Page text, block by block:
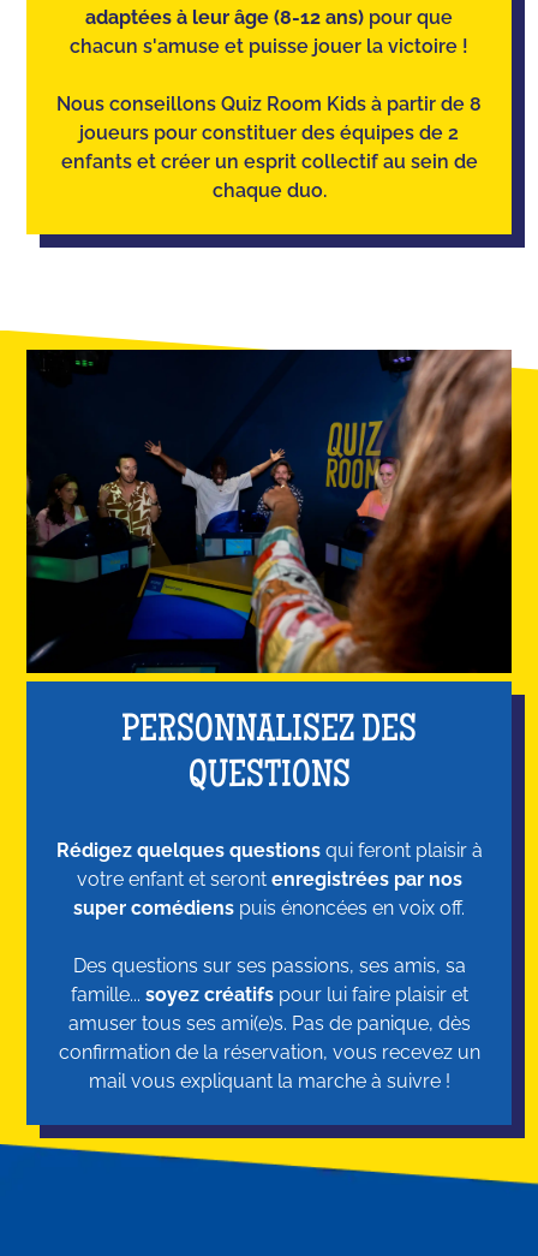
adaptées à leur âge (8-12 ans) pour que
chacun s'amuse et puisse jouer la victoire !
Nous conseillons Quiz Room Kids à partir de 8
joueurs pour constituer des équipes de 2
enfants et créer un esprit collectif au sein de
chaque duo.
PERSONNALISEZ DES
QUESTIONS
Rédigez quelques questionsqui feront plaisir à
votre enfant et seront enregistrées par nos
super comédiens puis énoncées en voix off.
Des questions sur ses passions, ses amis, sa
famille... soyez créatifspour lui faire plaisir et
amuser tous ses ami(e)s. Pas de panique, dès
confirmation de la réservation, vous recevez un
mail vous expliquant la marche à suivre !